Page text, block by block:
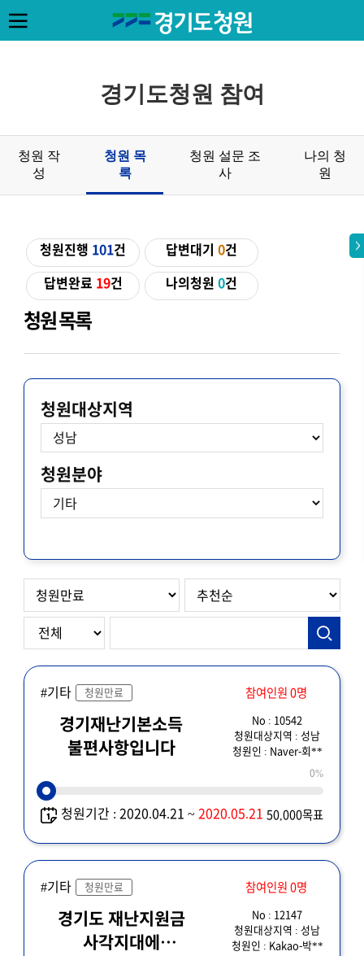
경기도청원 참여
청원 작
성
청원 목
록
청원 설문 조
사
나의 청
원
청원 목록
청원진행 101건 답변대기0건
답변완료 19건 나의청원0건
청원대상지역
청원분야
#기타 청원만료 참여인원 0명
경기재난기본소득
불편사항입니다
No : 10542
청원대상지역 : 성남
청원인 : Naver-회**
0%
청원기간 : 2020.04.21 ~2020.05.21 50,000목표
#기타 청원만료 참여인원 0명
경기도 재난지원금
사각지대에
No : 12147
청원대상지역 : 성남
청원인 : Kakao-박**